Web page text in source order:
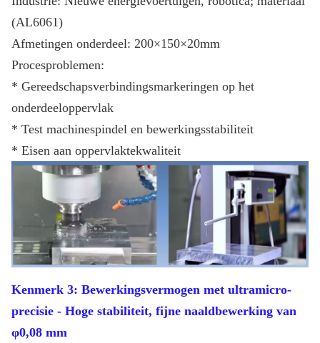
(AL6061)
Afmetingen onderdeel: 200×150×20mm
Procesproblemen:
* Gereedschapsverbindingsmarkeringen op het
onderdeeloppervlak
* Test machinespindel en bewerkingsstabiliteit
* Eisen aan oppervlaktekwaliteit
Kenmerk 3: Bewerkingsvermogen met ultramicro-
precisie - Hoge stabiliteit, fijne naaldbewerking van
φ0,08 mm